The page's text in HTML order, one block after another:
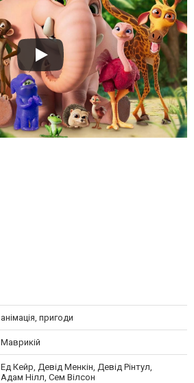
анімація, пригоди
Маврикій
Ед Кейр, Девід Менкін, Девід Рінтул,
Адам Нілл, Сем Вілсон